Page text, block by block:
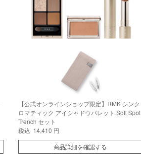
【公式オンラインショップ限定】RMK シンク
ロマティック アイシャドウパレット Soft Spot
Trench セット
税込 14,410 円
商品詳細を確認する